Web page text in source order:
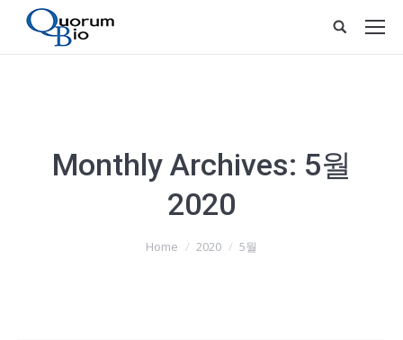
Monthly Archives: 5월
2020
Home 2020 5월